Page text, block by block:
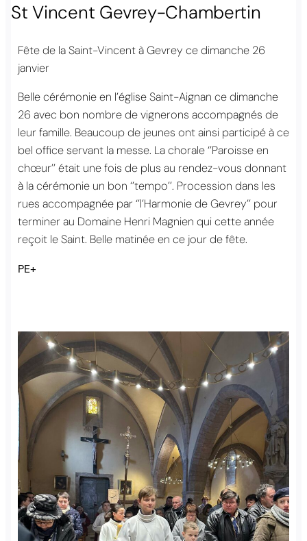
St Vincent Gevrey-Chambertin
Fête de la Saint-Vincent à Gevrey ce dimanche 26
janvier
Belle cérémonie en l’église Saint-Aignan ce dimanche
26 avec bon nombre de vignerons accompagnés de
leur famille. Beaucoup de jeunes ont ainsi participé à ce
bel office servant la messe. La chorale ‘’Paroisse en
chœur’’ était une fois de plus au rendez-vous donnant
à la cérémonie un bon ‘’tempo’’. Procession dans les
rues accompagnée par ‘’l’Harmonie de Gevrey’’ pour
terminer au Domaine Henri Magnien qui cette année
reçoit le Saint. Belle matinée en ce jour de fête.
PE+